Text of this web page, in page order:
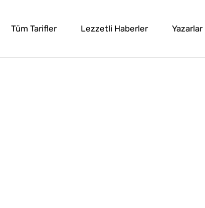
Tüm Tarifler Lezzetli Haberler Yazarlar